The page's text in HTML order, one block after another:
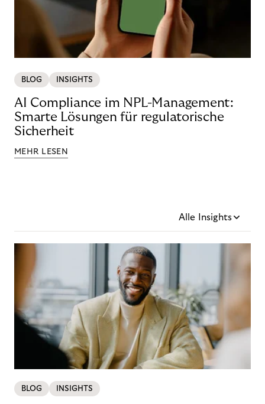
BLOG INSIGHTS
AI Compliance im NPL-Management:
Smarte Lösungen für regulatorische
Sicherheit
MEHR LESEN
Alle Insights
BLOG INSIGHTS